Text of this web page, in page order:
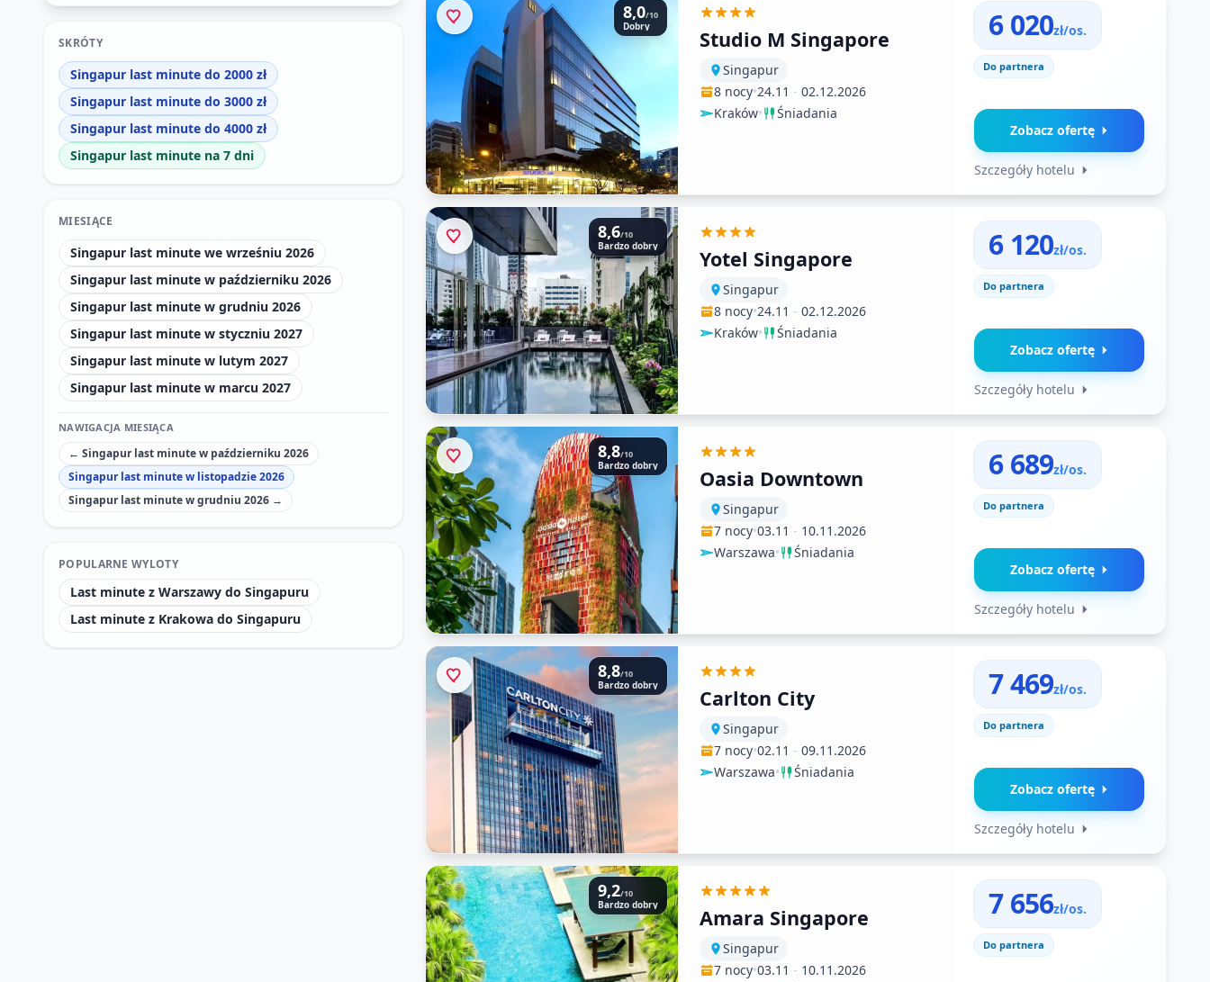
SKRÓTY
Singapur last minute do 2000 zł
Singapur last minute do 3000 zł
Singapur last minute do 4000 zł
Singapur last minute na 7 dni
MIESIĄCE
Singapur last minute we wrześniu 2026
Singapur last minute w październiku 2026
Singapur last minute w grudniu 2026
Singapur last minute w styczniu 2027
Singapur last minute w lutym 2027
Singapur last minute w marcu 2027
NAWIGACJA MIESIĄCA
← Singapur last minute w październiku 2026
Singapur last minute w listopadzie 2026
Singapur last minute w grudniu 2026 →
POPULARNE WYLOTY
Last minute z Warszawy do Singapuru
Last minute z Krakowa do Singapuru
8,0/10
Dobry Studio M Singapore
Singapur
8 nocy•24.11 - 02.12.2026
Kraków• Śniadania
6 020zł/os.
Do partnera
Zobacz ofertę
Szczegóły hotelu
8,6/10
Bardzo dobry Yotel Singapore
Singapur
8 nocy•24.11 - 02.12.2026
Kraków• Śniadania
6 120zł/os.
Do partnera
Zobacz ofertę
Szczegóły hotelu
8,8/10
Bardzo dobry Oasia Downtown
Singapur
7 nocy•03.11 - 10.11.2026
Warszawa• Śniadania
6 689zł/os.
Do partnera
Zobacz ofertę
Szczegóły hotelu
8,8/10
Bardzo dobry Carlton City
Singapur
7 nocy•02.11 - 09.11.2026
Warszawa• Śniadania
7 469zł/os.
Do partnera
Zobacz ofertę
Szczegóły hotelu
9,2/10
Bardzo dobry Amara Singapore
Singapur
7 nocy•03.11 - 10.11.2026
7 656zł/os.
Do partnera